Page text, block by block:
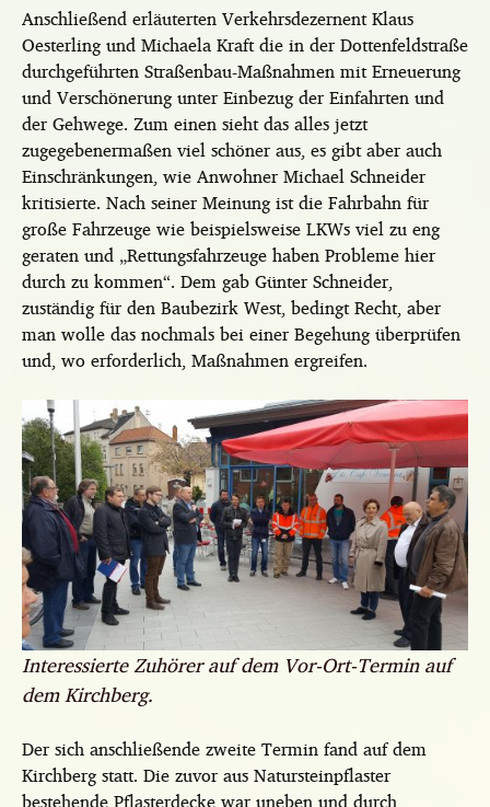
Anschließend erläuterten Verkehrsdezernent Klaus
Oesterling und Michaela Kraft die in der Dottenfeldstraße
durchgeführten Straßenbau-Maßnahmen mit Erneuerung
und Verschönerung unter Einbezug der Einfahrten und
der Gehwege. Zum einen sieht das alles jetzt
zugegebenermaßen viel schöner aus, es gibt aber auch
Einschränkungen, wie Anwohner Michael Schneider
kritisierte. Nach seiner Meinung ist die Fahrbahn für
große Fahrzeuge wie beispielsweise LKWs viel zu eng
geraten und „Rettungsfahrzeuge haben Probleme hier
durch zu kommen“. Dem gab Günter Schneider,
zuständig für den Baubezirk West, bedingt Recht, aber
man wolle das nochmals bei einer Begehung überprüfen
und, wo erforderlich, Maßnahmen ergreifen.
Interessierte Zuhörer auf dem Vor-Ort-Termin auf
dem Kirchberg.
Der sich anschließende zweite Termin fand auf dem
Kirchberg statt. Die zuvor aus Natursteinpflaster